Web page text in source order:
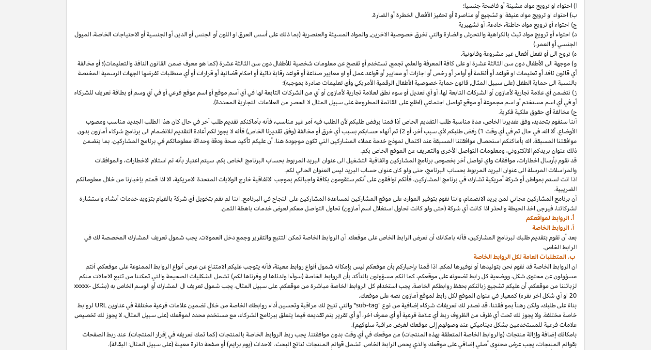
ا) احتواء او ترويج مواد مشينة أو فاضحة جنسيا؛
ب) احتواء او ترويج موادعنيفة او تشجيع أو مناصرة أو تحفيز الأفعال الخطرة أو الضارة.
ج) احتواء أو ترويج موادخاطئة،خادعة،أو تشهيرية
د) احتواء أو ترويج مواد تبث بالكراهية والتحرش والضارة والتي تخرق خصوصية الاخرين,والمواد المسيئة والعنصرية (بما ذلك على أسس العرق او اللون أو الجنس أو الدين أو الجنسية أو الاحتياجات الخاصة، الميول
الجنسي أو العمر.)
ه) تروج الى أو تفعل أفعال غير مشروعة وقانونية.
و) موجهة الى الأطفال دون سن الثالثة عشرة او على كافة المعرفة والعلم, تجمع, تستخدم أو تفصح عن معلومات شخصية للأطفال دون سن الثالثة عشرة (كما هو معرف ضمن القانون النافذ والتعليمات)؛ أو مخالفة
أي قانون نافذ أو تعليمات او قواعد أو أنظمة أو أوامر أو رخص أو اجازات أو معايير أو قواعد عمل أو او معايير صناعة أو قواعد رقابة ذاتية أو احكام قضائية أو قرارات أو أي متطلبات تفرضها الجهات الرسمية المختصة
بالنسبة الى حماية الطفل (على سبيل المثال, قانون حماية خصوصية الأطفال الرقمية الأمريكي وأي تعليمات صادرة بموجبه)؛
ز) تتضمن أي علامة تجارية لأمازون أو الشركات التابعة لها،أو أي تعديل أو سوء نطق لعلامة تجارية لأمازون أو أي من الشركات التابعة لها في أي أسم موقع أو اسم موقع فرعي أو في أي وسم أو بطاقة تعريف للشركاء
أو في أي اسم مستخدم أو اسم مجموعة أو موقع تواصل اجتماعي (اطلع على القائمة المطروحة على سبيل المثال لا الحصر من العلامات التجارية المحددة).
ح) مخالفة أي حقوق ملكية فكرية.
أننا سنقوم بتحديد،وفق تقديرنا الخاص، مدة مناسبة طلب التقديم الخاص أذا قمنا برفض طلبكم لأن الطلب فيه أمر غير مناسب،فأنه بأماكنكم تقديم طلب أخر في حال كان هذا الطلب الجديد مناسب ومصوب
الأوضاع. ألا انه،في حال تم في أي وقت 1) رفض طلبكم لأي سبب أخر،أو 2) تم أنهاء حسابكم بسبب أي خرق أو مخالفة (وفق تقديرنا الخاص)فأنه لا يجوز لكم أعادة التقديم للانضمام الى برنامج شركاء أمازون بدون
موافقتنا المسبقة. انه بأماكنكم استحصال موافقتنا المسبقة عند اكتمال نموذج خدمة عملاء المشاركين التي تكون موجودة هنا. أن عليكم تأكيد صحة ودقة وحداثة معلوماتكم في برنامج المشاركين، بما يتضمن
ذلك عنوان بريدكم الالكتروني،ومعلومات التواصل الأخرى والتعريف عن الموقع الخاص بكم.
قد نقوم بأرسال اخطارات، موافقات واي تواصل أخر بخصوص برنامج المشاركين واتفاقية التشغيل الى عنوان البريد المربوط بحساب البرنامج الخاص بكم. سيتم اعتبار بأنه تم استلام الاخطارات،والموافقات
والمراسلات المرسلة الى عنوان البريد المربوط بحساب البرنامج،حتى ولو كان عنوان حساب البريد ليس العنوان الحالي لكم.
اذا انت لستم بمواطن أو شركة أمريكية تشارك في برنامج المشاركين،فأنكم توافقون على أنكم ستقومون بكافة واجباتكم بموجب الاتفاقيةخارج الولايات المتحدة الامريكية، الا اذا قمتم بإخبارنا من خلال معلوماتكم
الضريبية.
أن برنامج المشاركين مجاني لمن يريد الانضمام،واننا نقوم بتوفير الموارد على موقع المشاركين لمساعدة المشاركين على النجاح في البرنامج. اننا لم نقم بتخويل أي شركة بالقيام بتزويد خدمات أنشاء واستشارة
لشركائنا،فيرجى اخذ الحيطة والحذر اذا كانت أي شركة (حتى ولو كانت تحاول استغلال اسم أمازون) تحاول التواصل معكم لعرض خدمات باهظة الثمن.
أ. الروابط لمواقعكم
أ. الروابط الخاصة
بعد أن تقوم بتقديم طلبك لبرنامج المشاركين،فأنه بامكانكأن تعرض الرابط الخاص على موقعك. أن الروابط الخاصة تمكن التتبع والتقرير وجمع دخل العمولات. يجب شمول تعريف المشارك المخصصة لك في
الرابط الخاص.
ب. المتطلبات العامة لكل الروابط الخاصة
ان الروابط الخاصة قد نقوم نحن بتوليدها أو توفيرها لمكم. اذا قمنا بإخباركم بأن موقعكم ليس بإمكانه شمول أنواع روابط معينة،فأنه يتوجب عليكم الامتناع عن عرض أنواع الروابط الممنوعة على موقعكم. أنتم
مسؤولون عن محتوىشكل،ووضعية كل رابط تضعونه على موقعكم، كما انكم مسؤولون بالتأكد بأن الروابط الخاصة (سوآءا ولدناها او وفرناها لكم) تشمل الشكليات الصحيحة والتي تمكننا من تتبع الاحالات منكم
لزبائننا من موقعكم. أن عليكم تشجيع زبائنكم بحفظ روابطكم الخاصة. يجب استخدام كل الروابط الخاصة مباشرة من موقعكم. على سبيل المثال، يجب شمول تعريف ال المشارك أو الوسم الخاص به (بشكلxxxxx-
20 او أي شكل اخر نقره) كمعيار في عنوان الموقع لكل رابط لموقع أمازون تضه على موقعك.
بناءً على طلبك، ولكن رهناً بموافقتنا، قد نصدر لك تعريفات شركاء إضافية من نوع "sub-tag" والتي تتيح لك مراقبة وتحسين أداء روابطك الخاصة من خلال تضمين علامات فرعية مختلفة في عناوينURL لروابط
خاصة مختلفة. ولا يجوز لك تحت أي ظرف من الظروف ربط أي علامة فرعية أو أي معرف آخر، أو أي تقرير يتم تقديمه فيما يتعلق ببرنامج الشركاء، مع مستخدم محدد لموقعك (على سبيل المثال، لا يجوز لك تخصيص
علامات فرعية للمستخدمين بشكل ديناميكي عند وصولهم إلى موقعك لغرض مراقبة سلوكهم).
بامكانك إضافة وإزالة منتجات (والروابط الخاصة المتعلقة بهذه المنتجات) من موقعك في أي وقت بدون موافقتنا. يجب ربط الروابط الخاصة بالمنتجات (كما تمك تعريفه في إقرار المنتجات). عند ربط الصفحات
بقوائم المنتجات، يجب عرض محتوىأصلي إضافي على موقعك والذي يحص الرابط الخاص. تشمل قوائم المنتجات نتائج البحث، الاحداث (يوم برايم) أو صفحة دائرة معينة (على سبيل المثال: البقالة).